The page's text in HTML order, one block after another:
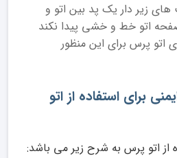
زیر دار یک پد بین اتو و
اتو خط و خشی پیدا نکند
اتو پرس برای این منظور
برای استفاده از اتو
از اتو پرس به شرح زیر می باشد: